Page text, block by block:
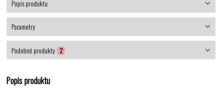
Popis produktu
Parametry
Podobné produkty 2
Popis produktu